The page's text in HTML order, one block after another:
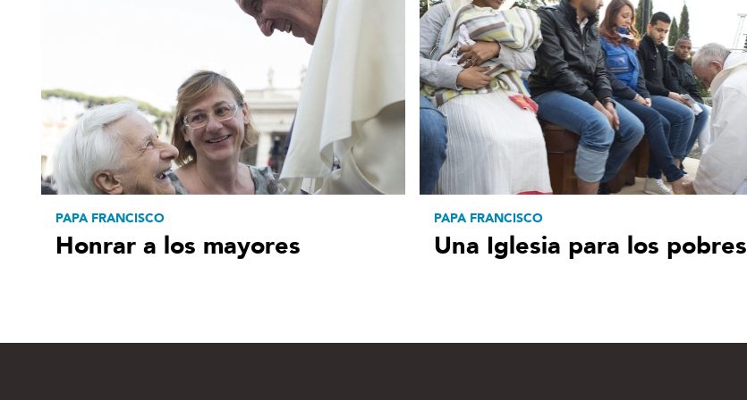
PAPA FRANCISCO
Honrar a los mayores
PAPA FRANCISCO
Una Iglesia para los pobres